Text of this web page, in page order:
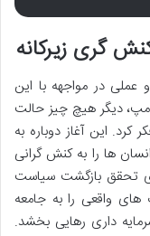
گری زیرکانه
در مواجهه با این
دیگر هیچ چیز حالت
کرد. این آغاز دوباره به
ها را به کنش گرانی
تحقق بازگشت سیاست
های واقعی را به جامعه
داری رهایی بخشد.